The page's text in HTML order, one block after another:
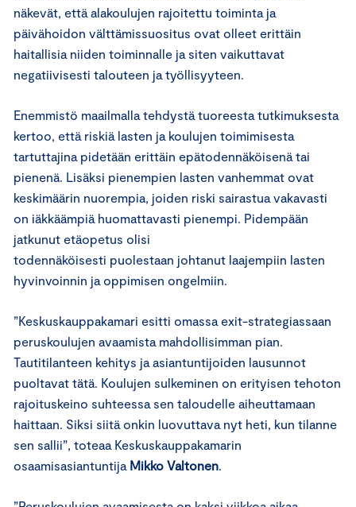
näkevät, että alakoulujen rajoitettu toiminta ja
päivähoidon välttämissuositus ovat olleet erittäin
haitallisia niiden toiminnalle ja siten vaikuttavat
negatiivisesti talouteen ja työllisyyteen.
Enemmistö maailmalla tehdystä tuoreesta tutkimuksesta
kertoo, että riskiä lasten ja koulujen toimimisesta
tartuttajina pidetään erittäin epätodennäköisenä tai
pienenä. Lisäksi pienempien lasten vanhemmat ovat
keskimäärin nuorempia, joiden riski sairastua vakavasti
on iäkkäämpiä huomattavasti pienempi. Pidempään
jatkunut etäopetus olisi
todennäköisesti puolestaan johtanut laajempiin lasten
hyvinvoinnin ja oppimisen ongelmiin.
”Keskuskauppakamari esitti omassa exit-strategiassaan
peruskoulujen avaamista mahdollisimman pian.
Tautitilanteen kehitys ja asiantuntijoiden lausunnot
puoltavat tätä. Koulujen sulkeminen on erityisen tehoton
rajoituskeino suhteessa sen taloudelle aiheuttamaan
haittaan. Siksi siitä onkin luovuttava nyt heti, kun tilanne
sen sallii”, toteaa Keskuskauppakamarin
osaamisasiantuntija Mikko Valtonen.